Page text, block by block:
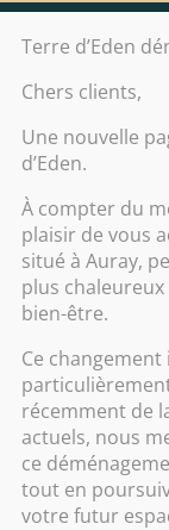
Bon cadeau
Terre d’Eden
Chers clients,
Une nouvelle
d’Eden.
À compter du
plaisir de vous
situé à Auray,
plus
bien-être.
Ce
récemment de
actuels, nous
ce
tout en
votre futur